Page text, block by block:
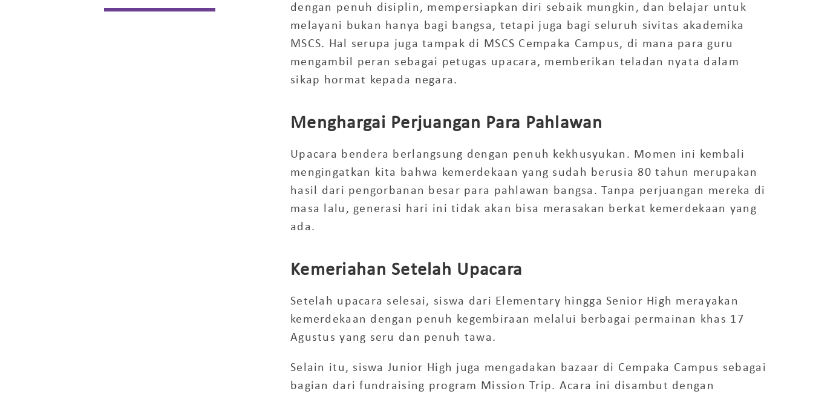
dengan penuh disiplin, mempersiapkan diri sebaik mungkin, dan belajar untuk
melayani bukan hanya bagi bangsa, tetapi juga bagi seluruh sivitas akademika
MSCS. Hal serupa juga tampak di MSCS Cempaka Campus, di mana para guru
mengambil peran sebagai petugas upacara, memberikan teladan nyata dalam
sikap hormat kepada negara.
Menghargai Perjuangan Para Pahlawan
Upacara bendera berlangsung dengan penuh kekhusyukan. Momen ini kembali
mengingatkan kita bahwa kemerdekaan yang sudah berusia80 tahun merupakan
hasil dari pengorbanan besar para pahlawan bangsa. Tanpa perjuangan mereka di
masa lalu, generasi hari ini tidak akan bisa merasakan berkat kemerdekaan yang
ada.
Kemeriahan Setelah Upacara
Setelah upacara selesai, siswa dari Elementary hingga Senior High merayakan
kemerdekaan dengan penuh kegembiraan melalui berbagai permainan khas 17
Agustus yang seru dan penuh tawa.
Selain itu, siswaJunior High juga mengadakan bazaar di Cempaka Campus sebagai
bagian darifundraising program Mission Trip. Acara ini disambut dengan